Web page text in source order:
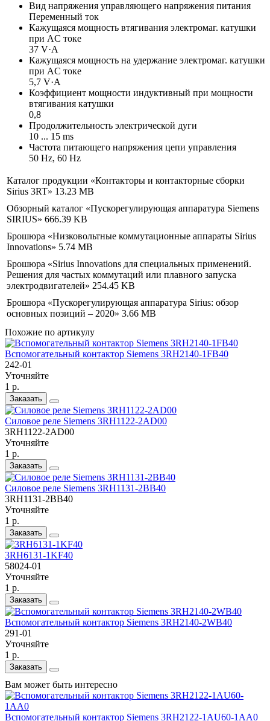
Вид напряжения управляющего напряжения питания
Переменный ток
Кажущаяся мощность втягивания электромаг. катушки
при AC токе
37 V·A
Кажущаяся мощность на удержание электромаг. катушки
при AC токе
5,7 V·A
Коэффициент мощности индуктивный при мощности
втягивания катушки
0,8
Продолжительность электрической дуги
10 ... 15 ms
Частота питающего напряжения цепи управления
50 Hz, 60 Hz
Каталог продукции «Контакторы и контакторные сборки
Sirius 3RT» 13.23 MB
Обзорный каталог «Пускорегулирующая аппаратура Siemens
SIRIUS» 666.39 KB
Брошюра «Низковольтные коммутационные аппараты Sirius
Innovations» 5.74 MB
Брошюра «Sirius Innovations для специальных применений.
Решения для частых коммутаций или плавного запуска
электродвигателей» 254.45 KB
Брошюра «Пускорегулирующая аппаратура Sirius: обзор
основных позиций – 2020» 3.66 MB
Похожие по артикулу
Вспомогательный контактор Siemens 3RH2140-1FB40
242-01
Уточняйте
1 р.
Заказать
Силовое реле Siemens 3RH1122-2AD00
3RH1122-2AD00
Уточняйте
1 р.
Заказать
Силовое реле Siemens 3RH1131-2BB40
3RH1131-2BB40
Уточняйте
1 р.
Заказать
3RH6131-1KF40
58024-01
Уточняйте
1 р.
Заказать
Вспомогательный контактор Siemens 3RH2140-2WB40
291-01
Уточняйте
1 р.
Заказать
Вам может быть интересно
Вспомогательный контактор Siemens 3RH2122-1AU60-1AA0